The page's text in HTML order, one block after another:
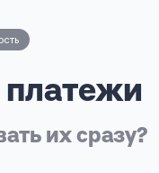
их сразу?